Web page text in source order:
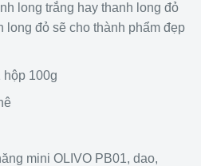
long trắng hay thanh long đỏ
đỏ sẽ cho thành phẩm đẹp
100g
mini OLIVO PB01, dao,